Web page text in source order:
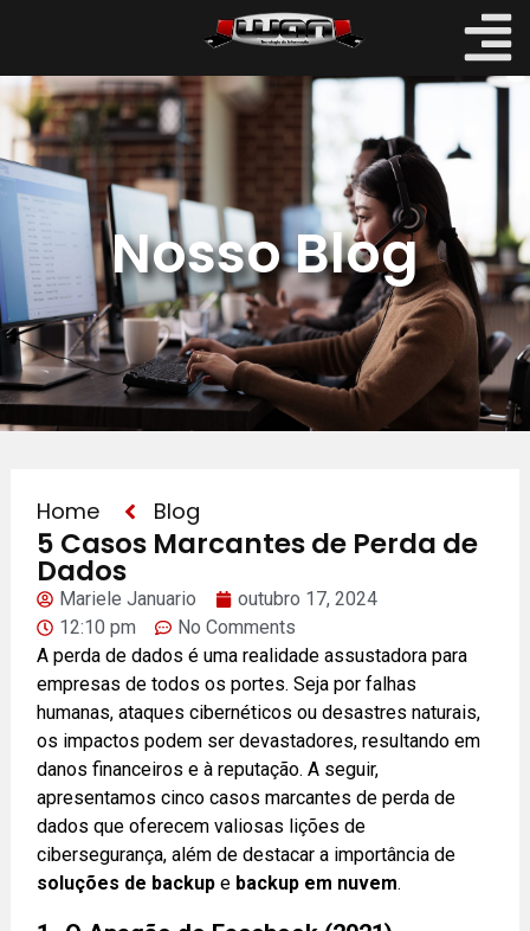
Nosso Blog
Home Blog
5 Casos Marcantes de Perda de
Dados
Mariele Januario
outubro 17, 2024
12:10 pm
No Comments
A perda de dados é uma realidade assustadora para
empresas de todos os portes. Seja por falhas
humanas, ataques cibernéticos ou desastres naturais,
os impactos podem ser devastadores, resultando em
danos financeiros e à reputação. A seguir,
apresentamos cinco casos marcantes de perda de
dados que oferecem valiosas lições de
cibersegurança, além de destacar a importância de
soluções de backup e backup em nuvem.